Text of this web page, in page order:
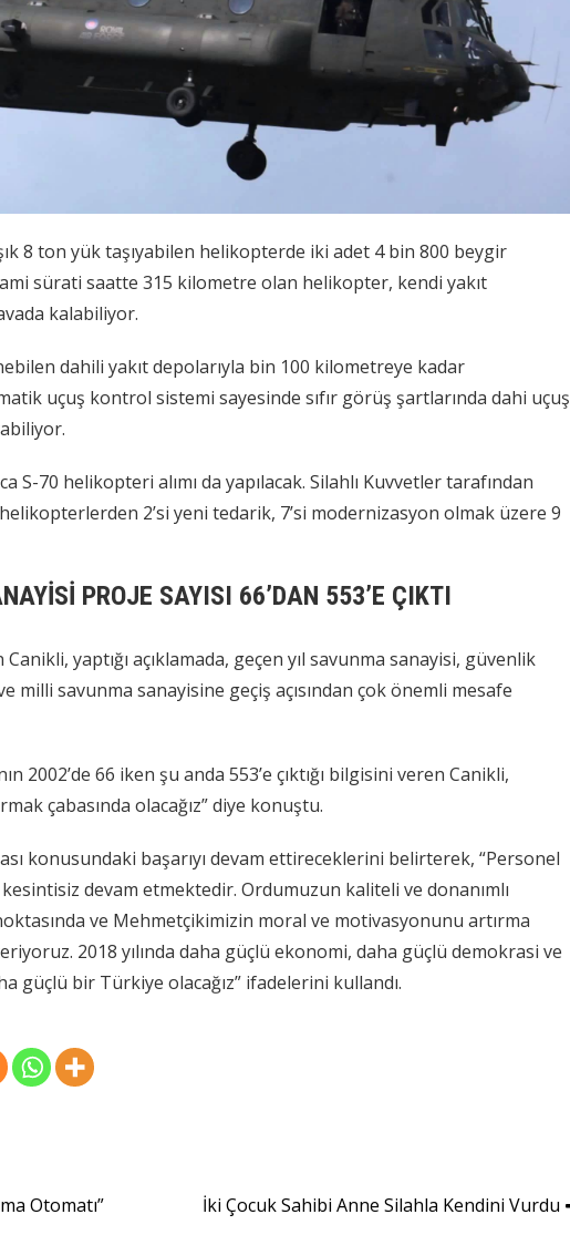
8 ton yük taşıyabilen helikopterde iki adet 4 bin 800 beygir
sürati saatte 315 kilometre olan helikopter, kendi yakıt
kalabiliyor.
dahili yakıt depolarıyla bin 100 kilometreye kadar
uçuş kontrol sistemi sayesinde sıfır görüş şartlarında dahi uçuş
S-70 helikopteri alımı da yapılacak. Silahlı Kuvvetler tarafından
2’si yeni tedarik, 7’si modernizasyon olmak üzere 9
PROJE SAYISI 66’DAN 553’E ÇIKTI
yaptığı açıklamada, geçen yıl savunma sanayisi, güvenlik
milli savunma sanayisine geçiş açısından çok önemli mesafe
2002’de 66 iken şu anda 553’e çıktığı bilgisini veren Canikli,
çabasında olacağız” diye konuştu.
konusundaki başarıyı devam ettireceklerini belirterek, “Personel
devam etmektedir. Ordumuzun kaliteli ve donanımlı
ve Mehmetçikimizin moral ve motivasyonunu artırma
2018 yılında daha güçlü ekonomi, daha güçlü demokrasi ve
güçlü bir Türkiye olacağız” ifadelerini kullandı.
Otomatı”
İki Çocuk Sahibi Anne Silahla Kendini Vurdu